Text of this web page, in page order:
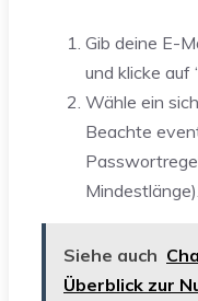
Gib deine E-
und klicke auf
Wähle ein
Beachte
Mindestlänge).
Siehe auch
Überblick zur